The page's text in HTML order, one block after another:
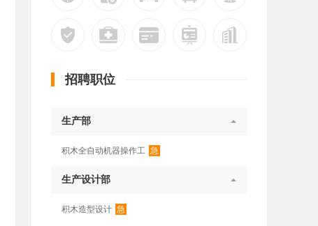
招聘职位
生产部
积木全自动机器操作工 急
生产设计部
积木造型设计 急